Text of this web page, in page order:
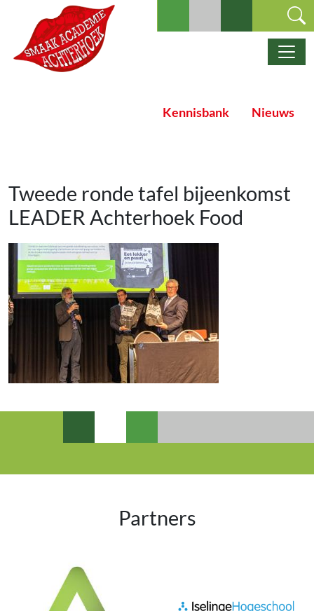
Ga naar de inhoud
Hoofdnavigatie
Kennisbank Nieuws
Tweede ronde tafel bijeenkomst
LEADER Achterhoek Food
Partners